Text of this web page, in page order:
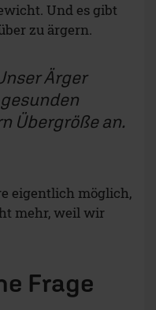
Und es gibt
zu ärgern.
Ärger
Übergröße an.
eigentlich möglich,
mehr, weil wir
Frage